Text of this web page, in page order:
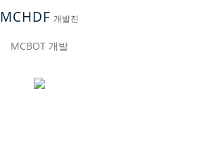
MCHDF 개발진
MCBOT 개발